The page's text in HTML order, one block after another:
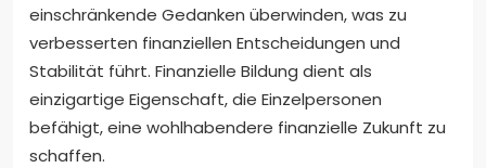
einschränkende Gedanken überwinden, was zu
verbesserten finanziellen Entscheidungen und
Stabilität führt. Finanzielle Bildung dient als
einzigartige Eigenschaft, die Einzelpersonen
befähigt, eine wohlhabendere finanzielle Zukunft zu
schaffen.